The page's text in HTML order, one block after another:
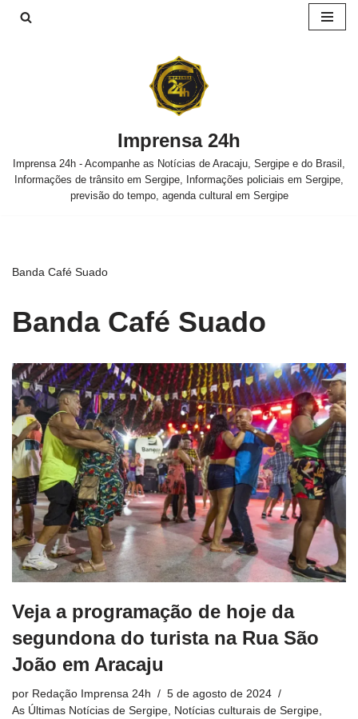
Imprensa 24h
Imprensa 24h - Acompanhe as Notícias de Aracaju, Sergipe e do Brasil,
Informações de trânsito em Sergipe, Informações policiais em Sergipe,
previsão do tempo, agenda cultural em Sergipe
Banda Café Suado
Banda Café Suado
Veja a programação de hoje da
segundona do turista na Rua São
João em Aracaju
por Redação Imprensa 24h
5 de agosto de 2024
As Últimas Notícias de Sergipe, Notícias culturais de Sergipe,